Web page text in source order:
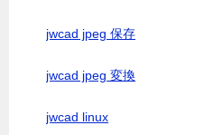
jwcad jpeg 保存
jwcad jpeg 変換
jwcad linux